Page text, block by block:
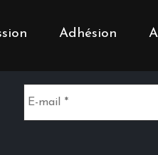
Adhésion
Inscrivez-vous à